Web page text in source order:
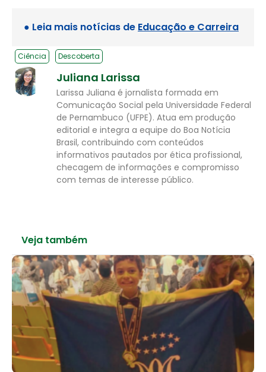
● Leia mais notícias de Educação e Carreira
Ciência Descoberta
Juliana Larissa
Larissa Juliana é jornalista formada em
Comunicação Social pela Universidade Federal
de Pernambuco (UFPE). Atua em produção
editorial e integra a equipe do Boa Notícia
Brasil, contribuindo com conteúdos
informativos pautados por ética profissional,
checagem de informações e compromisso
com temas de interesse público.
Veja também